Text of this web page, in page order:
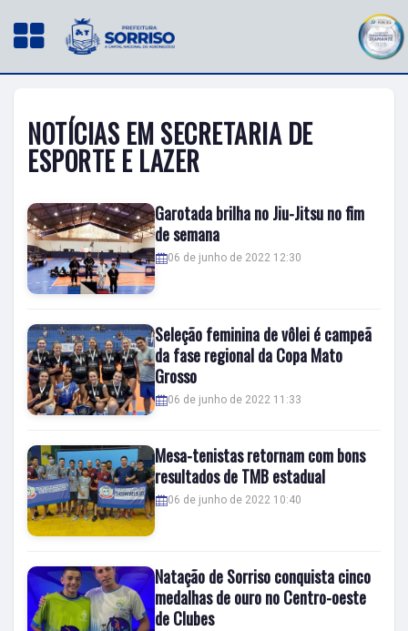
NOTÍCIAS EM SECRETARIA DE
ESPORTE E LAZER
Garotada brilha no Jiu-Jitsu no fim
de semana
06 de junho de 2022 12:30
Seleção feminina de vôlei é campeã
da fase regional da Copa Mato
Grosso
06 de junho de 2022 11:33
Mesa-tenistas retornam com bons
resultados de TMB estadual
06 de junho de 2022 10:40
Natação de Sorriso conquista cinco
medalhas de ouro no Centro-oeste
de Clubes